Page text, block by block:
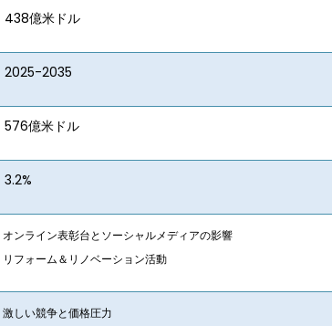
億米ドル
2035
億米ドル
オンライン表彰台とソーシャルメディアの影響
リフォーム＆リノベーション活動
激しい競争と価格圧力